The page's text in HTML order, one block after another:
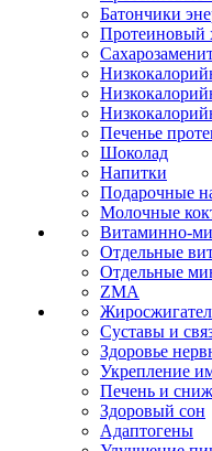
Батончики
Протеиновый
Печенье
Шоколад
Напитки
Подарочные
Молочные
Витаминно-
Отдельные
Отдельные
ZMA
Суставы и
Здоровье
Укрепление
Печень и
Здоровый сон
Адаптогены